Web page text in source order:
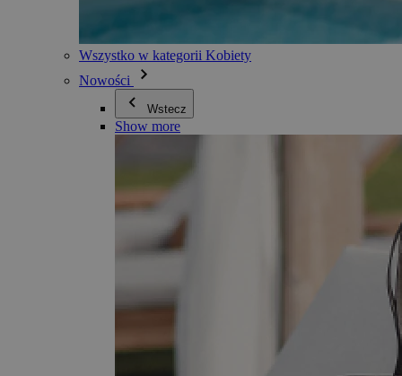
Wszystko w kategorii Kobiety
Nowości
Wstecz
Show more